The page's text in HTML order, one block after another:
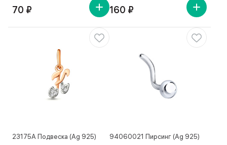
70 ₽ 160 ₽
23175А Подвеска (Ag 925) 94060021 Пирсинг (Ag 925)